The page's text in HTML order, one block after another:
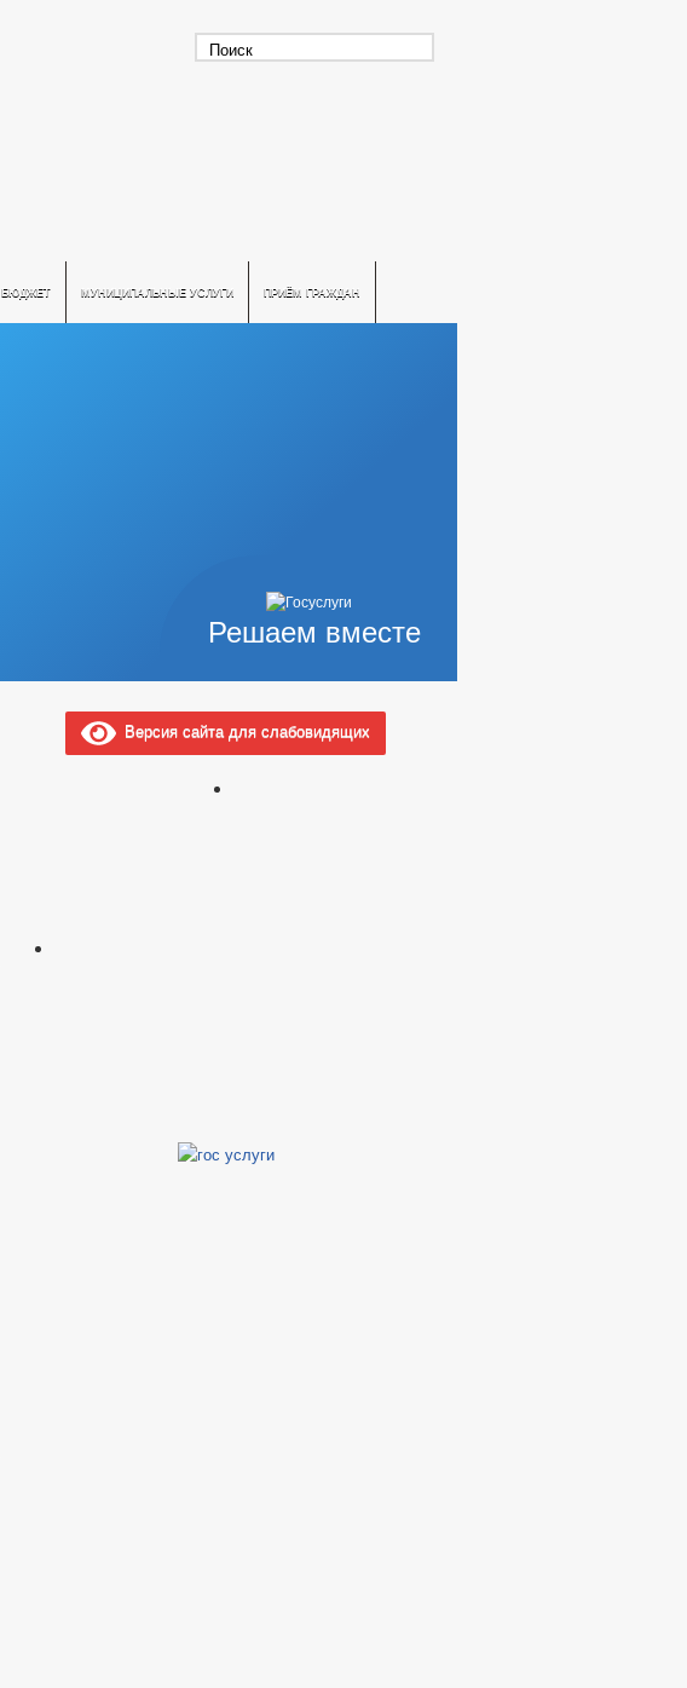
БЮДЖЕТ МУНИЦИПАЛЬНЫЕ УСЛУГИ ПРИЁМ ГРАЖДАН
Решаем вместе
Версия сайта для слабовидящих